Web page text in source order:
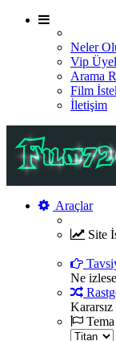
Neler
Vip
Arama
Film
İletişim
Araçlar
Site
Ne
Kararsız